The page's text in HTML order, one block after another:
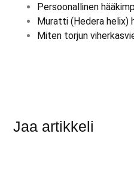
Persoonallinen
Muratti (Hedera helix)
Miten torjun
Jaa artikkeli